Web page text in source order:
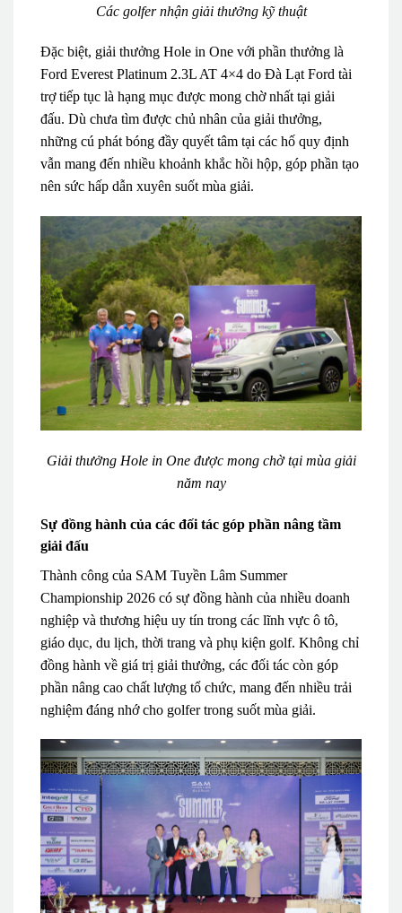
Các golfer nhận giải thưởng kỹ thuật
Đặc biệt, giải thưởng Hole in One với phần thưởng là
Ford Everest Platinum 2.3L AT 4×4 do Đà Lạt Ford tài
trợ tiếp tục là hạng mục được mong chờ nhất tại giải
đấu. Dù chưa tìm được chủ nhân của giải thưởng,
những cú phát bóng đầy quyết tâm tại các hố quy định
vẫn mang đến nhiều khoảnh khắc hồi hộp, góp phần tạo
nên sức hấp dẫn xuyên suốt mùa giải.
Giải thưởng Hole in One được mong chờ tại mùa giải
năm nay
Sự đồng hành của các đối tác góp phần nâng tầm
giải đấu
Thành công của SAM Tuyền Lâm Summer
Championship 2026 có sự đồng hành của nhiều doanh
nghiệp và thương hiệu uy tín trong các lĩnh vực ô tô,
giáo dục, du lịch, thời trang và phụ kiện golf. Không chỉ
đồng hành về giá trị giải thưởng, các đối tác còn góp
phần nâng cao chất lượng tổ chức, mang đến nhiều trải
nghiệm đáng nhớ cho golfer trong suốt mùa giải.